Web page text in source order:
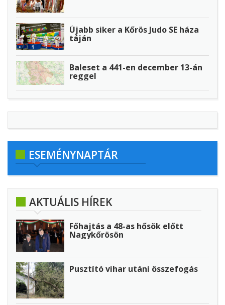
Újabb siker a Kőrös Judo SE háza
táján
Baleset a 441-en december 13-án
reggel
ESEMÉNYNAPTÁR
AKTUÁLIS HÍREK
Főhajtás a 48-as hősök előtt
Nagykőrösön
Pusztító vihar utáni összefogás